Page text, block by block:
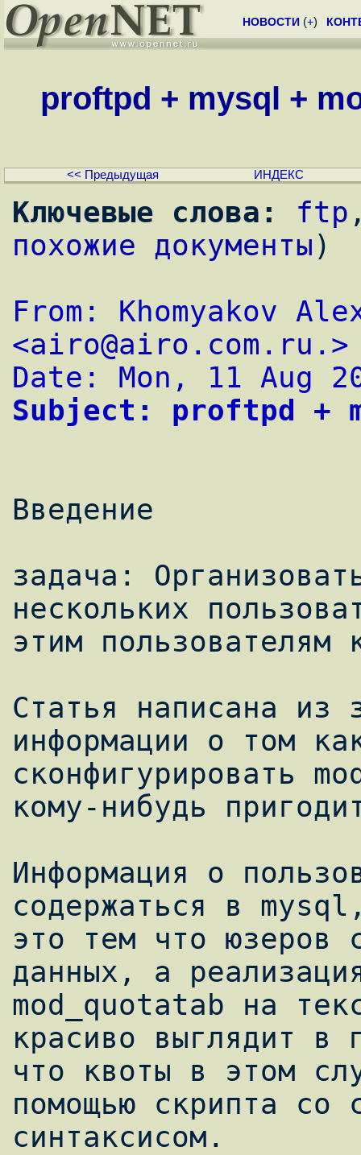
НОВОСТИ (+)
proftpd + mysql +
<< Предыдущая ИНДЕКС
Ключевые слова: ftp
похожие документы)
From: Khomyakov
<airo@airo.com.ru. >
Date: Mon, 11 Aug
Subject: proftpd +
Введение
задача:
нескольких
этим
Статья написана из
информации о том
сконфигурировать
кому-нибудь
Информация о
содержаться в
это тем что юзеров
данных, а
mod_quotatab на
красиво выглядит в
что квоты в этом
помощью скрипта со
синтаксисом.